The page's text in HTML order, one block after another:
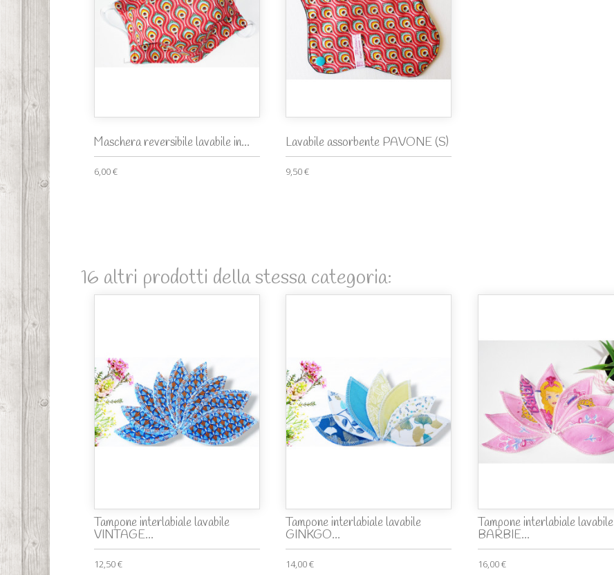
Maschera reversibile lavabile in...
6,00 €
Lavabile assorbente PAVONE (S)
9,50 €
16 altri prodotti della stessa categoria:
Tampone interlabiale lavabile
VINTAGE...
12,50 €
Tampone interlabiale lavabile
GINKGO...
14,00 €
Tampone interlabiale lavabile
BARBIE...
16,00 €